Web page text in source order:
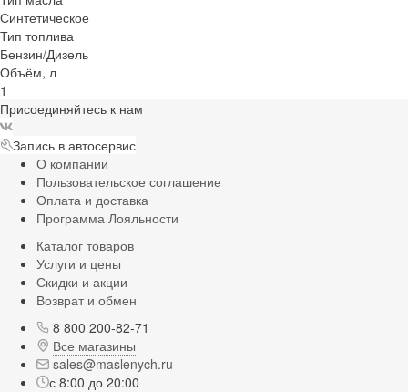
Синтетическое
Тип топлива
Бензин/Дизель
Объём, л
1
Присоединяйтесь к нам
Запись в автосервис
О компании
Пользовательское соглашение
Оплата и доставка
Программа Лояльности
Каталог товаров
Услуги и цены
Скидки и акции
Возврат и обмен
8 800 200-82-71
Все магазины
sales@maslenych.ru
с 8:00 до 20:00